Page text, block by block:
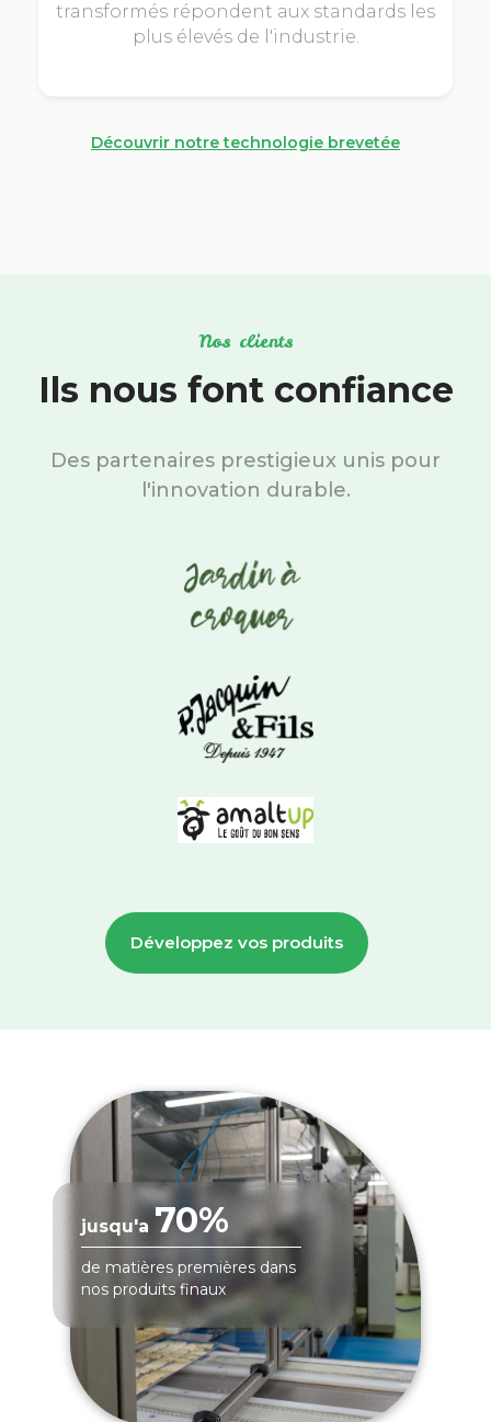
transformés répondent aux standards les
plus élevés de l'industrie.
Découvrir notre technologie brevetée
Nos clients
Ils nous font confiance
Des partenaires prestigieux unis pour
l'innovation durable.
Développez vos produits
jusqu'a 70%
de matières premières dans
nos produits finaux